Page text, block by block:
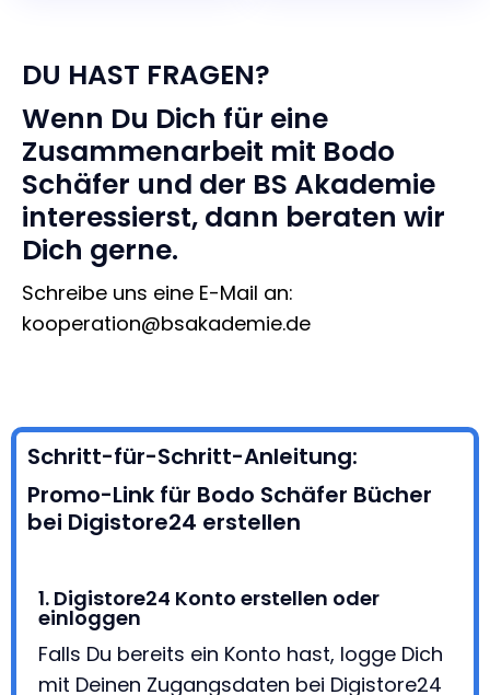
DU HAST FRAGEN?
Wenn Du Dich für eine
Zusammenarbeit mit Bodo
Schäfer und der BS Akademie
interessierst, dann beraten wir
Dich gerne.
Schreibe uns eine E-Mail an:
kooperation@bsakademie.de
Schritt-für-Schritt-Anleitung:
Promo-Link für Bodo Schäfer Bücher
bei Digistore24 erstellen
1. Digistore24 Konto erstellen oder
einloggen
Falls Du bereits ein Konto hast, logge Dich
mit Deinen Zugangsdaten bei Digistore24